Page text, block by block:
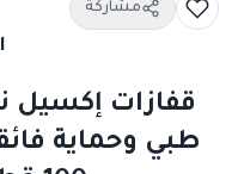
مشاركة
قفازات إكسيل
طبي وحماية